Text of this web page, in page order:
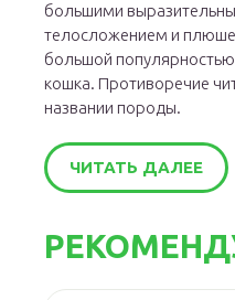
большими
телосложением и
большой
кошка. Противоречие
названии породы.
ЧИТАТЬ ДАЛЕЕ